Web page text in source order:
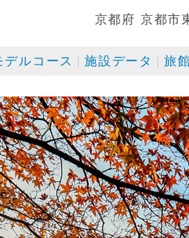
京都府 京都市
デルコース 施設データ 旅